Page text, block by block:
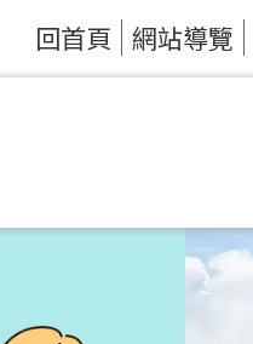
回首頁 網站導覽